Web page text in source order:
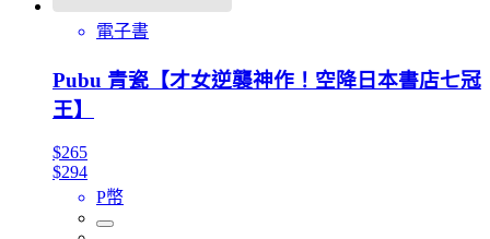
電子書
Pubu 青瓷【才女逆襲神作！空降日本書店七冠
王】
$265
$294
P幣